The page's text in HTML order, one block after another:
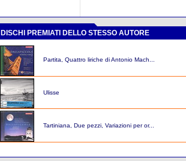
DISCHI PREMIATI DELLO STESSO AUTORE
Partita, Quattro liriche di Antonio Mach...
Ulisse
Tartiniana, Due pezzi, Variazioni per or...